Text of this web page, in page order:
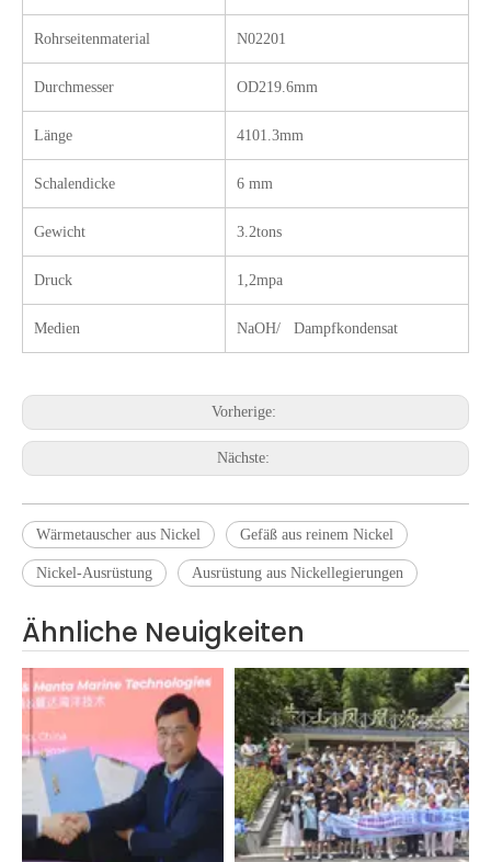
Rohrseitenmaterial N02201
Durchmesser OD219.6mm
Länge 4101.3mm
Schalendicke 6 mm
Gewicht 3.2tons
Druck 1,2mpa
Medien NaOH/ Dampfkondensat
Vorherige:
Nächste:
Wärmetauscher aus Nickel Gefäß aus reinem Nickel
Nickel-Ausrüstung Ausrüstung aus Nickellegierungen
Ähnliche Neuigkeiten